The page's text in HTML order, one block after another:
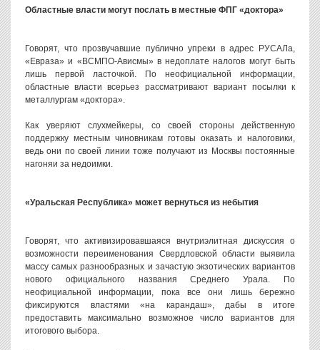
Областные власти могут послать в местные ФПГ «доктора»
Говорят, что прозвучавшие публично упреки в адрес РУСАЛа,
«Евраза» и «ВСМПО-Ависмы» в недоплате налогов могут быть
лишь первой ласточкой. По неофициальной информации,
областные власти всерьез рассматривают вариант посылки к
металлургам «доктора».
Как уверяют слухмейкеры, со своей стороны действенную
поддержку местным чиновникам готовы оказать и налоговики,
ведь они по своей линии тоже получают из Москвы постоянные
нагоняи за недоимки.
«Уральская Республика» может вернуться из небытия
Говорят, что активизировавшаяся внутриэлитная дискуссия о
возможности переименования Свердловской области выявила
массу самых разнообразных и зачастую экзотических вариантов
нового официального названия Среднего Урала. По
неофициальной информации, пока все они лишь бережно
фиксируются властями «на карандаш», дабы в итоге
предоставить максимально возможное число вариантов для
итогового выбора.